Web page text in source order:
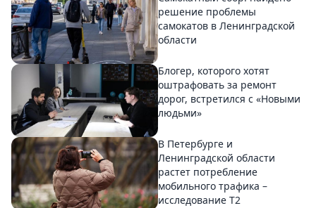
решение проблемы
самокатов в Ленинградской
области
Блогер, которого хотят
оштрафовать за ремонт
дорог, встретился с «Новыми
людьми»
В Петербурге и
Ленинградской области
растет потребление
мобильного трафика –
исследование T2